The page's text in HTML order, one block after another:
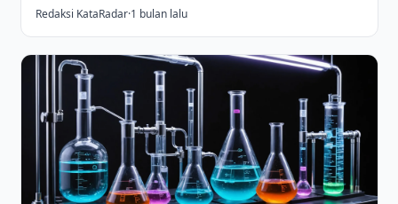
Redaksi KataRadar·1 bulan lalu